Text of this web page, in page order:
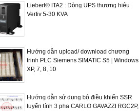
Liebert® ITA2 : Dòng UPS thương hiệu
Vertiv 5-30 KVA
Hướng dẫn upload/ download chương
trinh PLC Siemens SIMATIC S5 | Windows
XP, 7, 8, 10
Hướng dẫn sử dụng bộ điều khiển SSR
tuyến tính 3 pha CARLO GAVAZZI RGC2P,